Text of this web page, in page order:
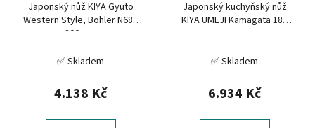
Japonský nůž KIYA Gyuto
Western Style, Bohler N680
200 mm
✅ Skladem
4.138 Kč
Japonský kuchyňský nůž
KIYA UMEJI Kamagata 180
✅ Skladem
6.934 Kč